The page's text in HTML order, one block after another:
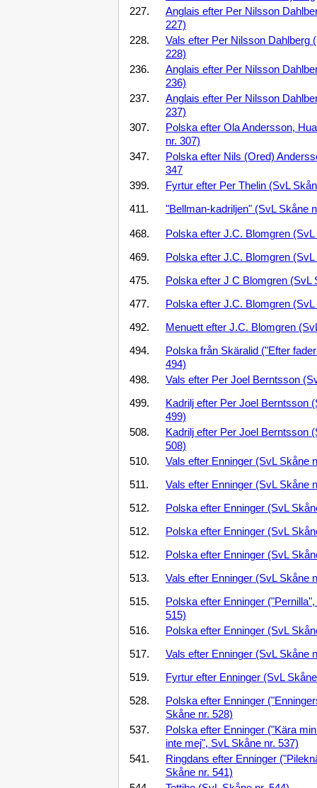
227.
Anglais efter Per Nilsson
227)
228.
Vals efter Per Nilsson Dahlberg
228)
236.
Anglais efter Per Nilsson
236)
237.
Anglais efter Per Nilsson
237)
307.
Polska efter Ola Andersson,
nr. 307)
347.
Polska efter Nils (Ored)
347
399.
Fyrtur efter Per Thelin (SvL
411. "Bellman-kadriljen" (SvL Skåne
468. Polska efter J.C. Blomgren
469. Polska efter J.C. Blomgren
475. Polska efter J C Blomgren (SvL
477. Polska efter J.C. Blomgren
492. Menuett efter J.C. Blomgren
494.
Polska från Skäralid ("Efter
494)
498.
Vals efter Per Joel Berntsson
499.
Kadrilj efter Per Joel Berntsson
499)
508.
Kadrilj efter Per Joel Berntsson
508)
510.
Vals efter Enninger (SvL Skåne
511. Vals efter Enninger (SvL Skåne
512. Polska efter Enninger (SvL
512. Polska efter Enninger (SvL
512. Polska efter Enninger (SvL
513. Vals efter Enninger (SvL Skåne
515.
Polska efter Enninger
515)
516.
Polska efter Enninger (SvL
517. Vals efter Enninger (SvL Skåne
519. Fyrtur efter Enninger (SvL
528.
Polska efter Enninger
Skåne nr. 528)
537.
Polska efter Enninger ("Kära
inte mej", SvL Skåne nr. 537)
541.
Ringdans efter Enninger
Skåne nr. 541)